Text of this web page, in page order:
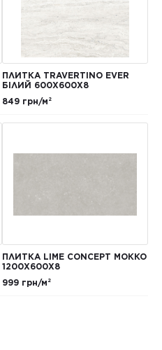
ПЛИТКА TRAVERTINO EVER
БІЛИЙ 600Х600Х8
849 грн/м²
ПЛИТКА LIME CONCEPT МОККО
1200Х600Х8
999 грн/м²